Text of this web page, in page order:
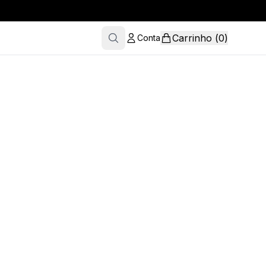
Conta Carrinho (0)